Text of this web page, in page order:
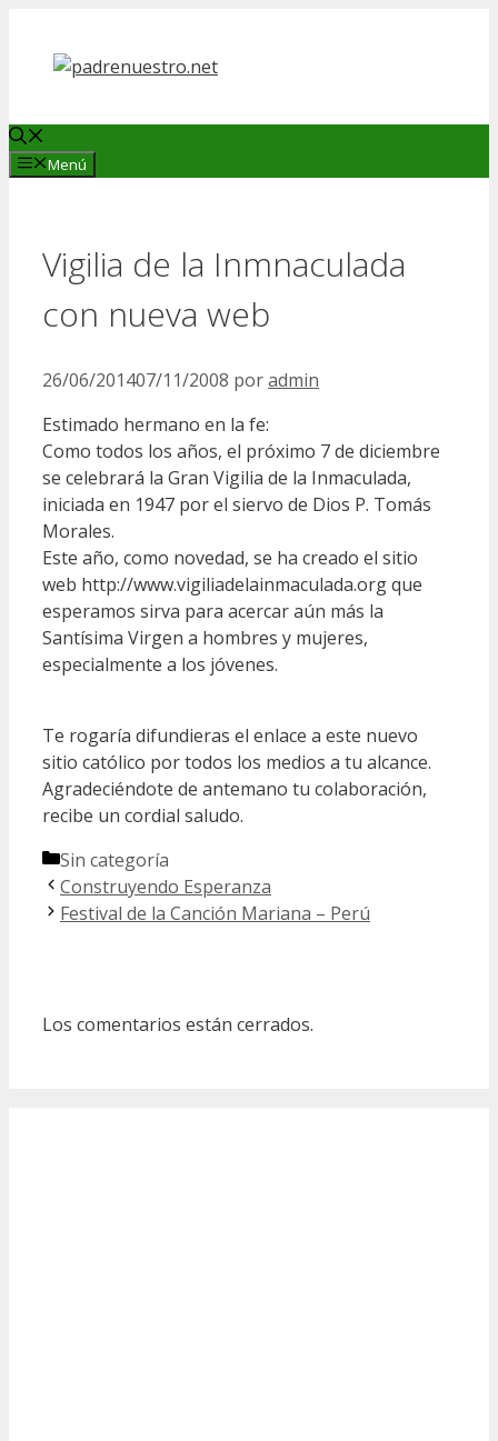
contenido
Menú
Vigilia de la Inmnaculada
con nueva web
26/06/201407/11/2008 poradmin
Estimado hermano en la fe:
Como todos los años, el próximo 7 de diciembre
se celebrará la Gran Vigilia de la Inmaculada,
iniciada en 1947 por el siervo de Dios P. Tomás
Morales.
Este año, como novedad, se ha creado el sitio
web http://www.vigiliadelainmaculada.org que
esperamos sirva para acercar aún más la
Santísima Virgen a hombres y mujeres,
especialmente a los jóvenes.
Te rogaría difundieras el enlace a este nuevo
sitio católico por todos los medios a tu alcance.
Agradeciéndote de antemano tu colaboración,
recibe un cordial saludo.
Categorías
Sin categoría
Construyendo Esperanza
Festival de la Canción Mariana – Perú
Los comentarios están cerrados.